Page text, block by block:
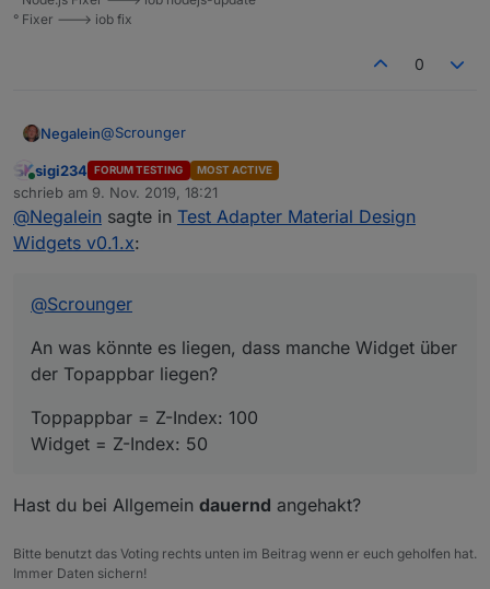
° Fixer ---> iob fix
0
Negalein@Scrounger
An was könnte es liegen, dass manche Widget über
der Topappbar liegen?
Toppappbar = Z-Index: 100
Widget = Z-Index: 50
Online
sigi234 FORUM TESTING MOST ACTIVE
schrieb am 9. Nov. 2019, 18:21
zuletzt editiert von
@Negalein sagte in Test Adapter Material Design
Widgets v0.1.x:
@Scrounger
An was könnte es liegen, dass manche Widget über
der Topappbar liegen?
Toppappbar = Z-Index: 100
Widget = Z-Index: 50
Hast du bei Allgemein dauernd angehakt?
Bitte benutzt das Voting rechts unten im Beitrag wenn er euch geholfen hat.
Immer Daten sichern!